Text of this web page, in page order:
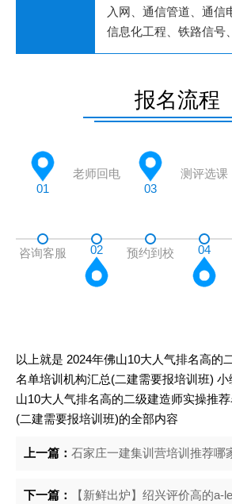
入网、通信管道、通信
信息化工程、铁路信号
报名流程
01
咨询客服
老师回电
02
03
预约到校
测评选课
04
以上就是 2024年佛山10大人气排名高的
名单培训机构汇总(二建需要报培训班) 小
山10大人气排名高的二级建造师实操推
(二建需要报培训班)的全部内容
上一篇： 石家庄一建集训营培训推荐哪
下一篇： 【新鲜出炉】绍兴评价高的